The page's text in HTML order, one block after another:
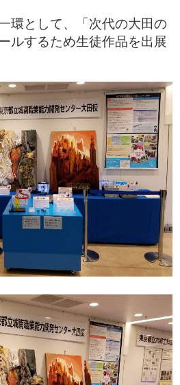
環として、「次代の大田の
ルするため生徒作品を出展